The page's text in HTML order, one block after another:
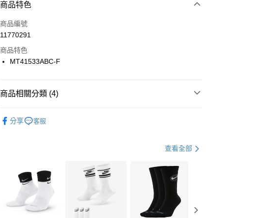
合作金庫商業銀行
華南商業銀行
上海商業儲蓄銀行
國泰世華商業銀行
聯邦商業銀行
台新國際商業銀行
LINE Pay
Apple Pay
【關於「AFTEE先享後付」】
３．安心：先確認商品／服務後，再付款。
【「AFTEE先享後付」結帳流程】
１．於結帳方式選擇「AFTEE先享後付」後，將跳轉至「AFTEE先享後
付」結帳頁面，進行簡訊認證並確認金額後，即可完成結帳。
２．訂單成立數日內，您將收到繳費通知簡訊。
每筆NT$100，滿NT$1,500(含以上)免運費
每筆NT$100，滿NT$1,500(含以上)免運費
商品特色
商品編號
11770291
商品特色
MT41533ABC-F
商品相關分類 (4)
分享 客服
查看全部